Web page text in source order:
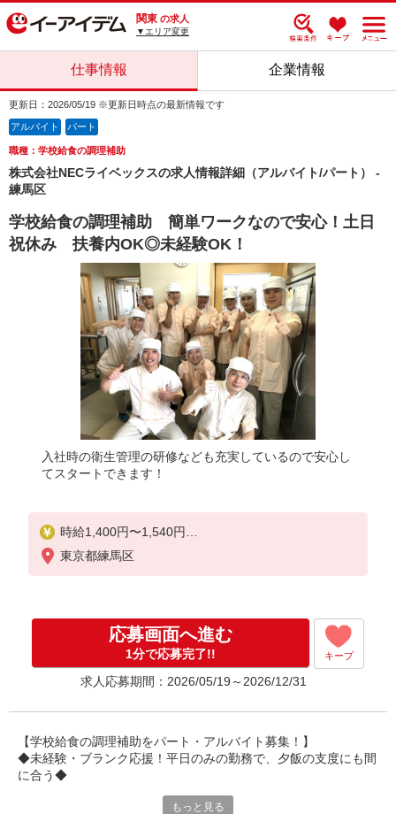
関東 の求人
▼エリア変更
仕事情報 企業情報
更新日：2026/05/19 ※更新日時点の最新情報です
アルバイト パート
職種：学校給食の調理補助
株式会社NECライベックスの求人情報詳細（アルバイト/パート） -
練馬区
学校給食の調理補助 簡単ワークなので安心！土日
祝休み 扶養内OK◎未経験OK！
入社時の衛生管理の研修なども充実しているので安心し
てスタートできます！
時給1,400円〜1,540円
★昇給あり(毎年実績あり)/リーダー制度(時給10％UP
)
東京都練馬区
応募画面へ進む
1分で応募完了!! キープ
求人応募期間：2026/05/19～2026/12/31
【学校給食の調理補助をパート・アルバイト募集！】
◆未経験・ブランク応援！平日のみの勤務で、夕飯の支度にも間
に合う◆
もっと見る